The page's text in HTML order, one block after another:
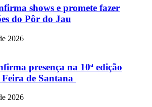
shows e promete fazer
do Pôr do Jau
2026
presença na 10ª edição
de Santana
2026